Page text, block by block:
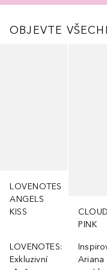
OBJEVTE
LOVENOTES
ANGELS
KISS
LOVENOTES:
Exkluzivní
CLOUD
PINK
Ariana